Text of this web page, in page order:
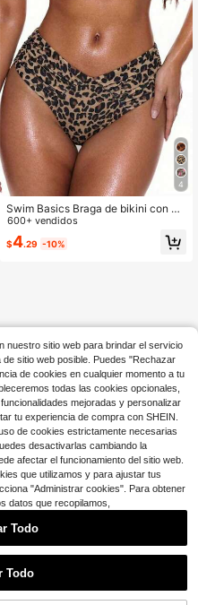
4
Swim Basics Braga de bikini con es
tampado de leopardo para mujer, tra
je de baño sexy
600+ vendidos
$4.29 -10%
nuestro sitio web para brindar el servicio
sitio web posible. Puedes "Rechazar
de cookies en cualquier momento a tu
todas las cookies opcionales,
mejoradas y personalizar
tu experiencia de compra con SHEIN.
de cookies estrictamente necesarias
desactivarlas cambiando la
afectar el funcionamiento del sitio web.
que utilizamos y para ajustar tus
"Administrar cookies". Para obtener
datos que recopilamos,
Todo
Todo